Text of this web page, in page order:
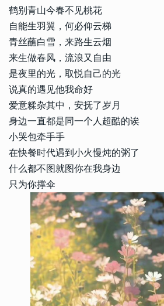
鹤别青山今春不见桃花
自能生羽翼，何必仰云梯
青丝蘸白雪，来路生云烟
来生做春风，流浪又自由
是夜里的光，取悦自己的光
说真的遇见他我命好
爱意糅杂其中，安抚了岁月
身边一直都是同一个人超酷的诶
小哭包牵手手
在快餐时代遇到小火慢炖的粥了
什么都不图就图你在我身边
只为你撑伞